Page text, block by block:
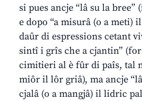
si pues ancje “lâ su la
e dopo “a misurâ (o a meti)
daûr di espressions cetant
sintî i grîs che a cjantin”
cimitieri al è fûr di paîs, tal
miôr il lôr griâ), ma ancje
cjalâ (o a mangjâ) il lidric